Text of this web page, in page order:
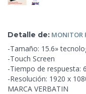
Detalle de: MONITOR
-Tamaño: 15.6»
-Touch Screen
-Tiempo de respuesta:
-Resolución: 1920 x
MARCA VERBATIN